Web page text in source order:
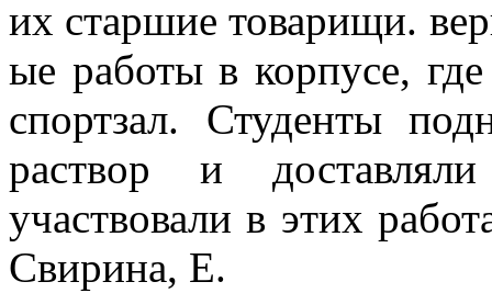
их старшие товарищи.
ые работы в корпусе,
спортзал. Студенты
раствор и
участвова­ли в этих
Свирина, Е.